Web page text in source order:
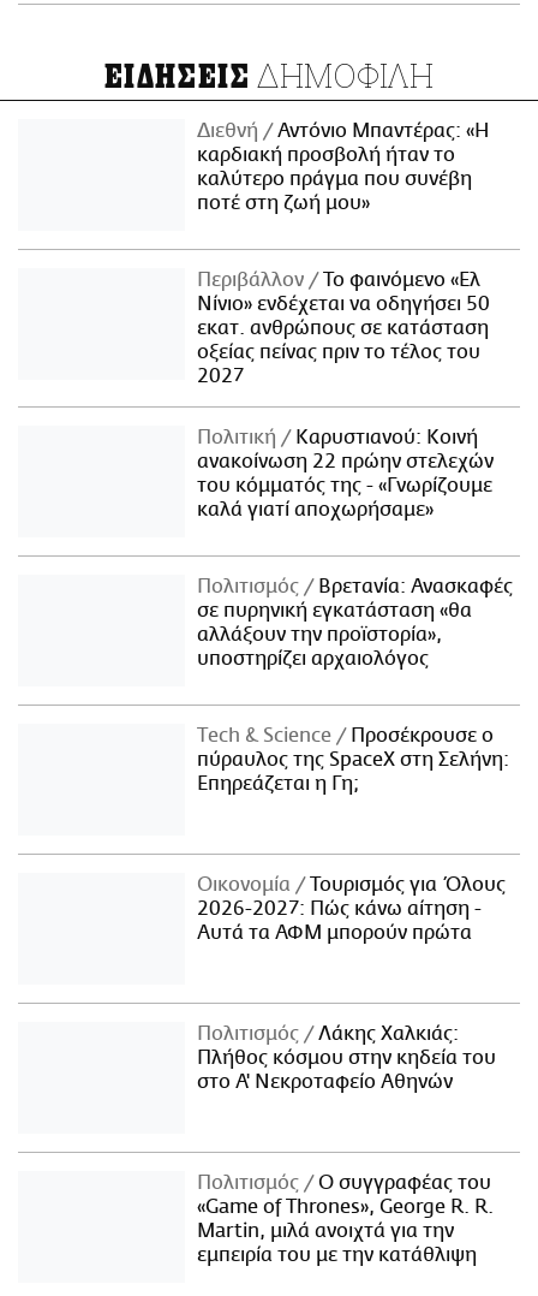
ΕΙΔΗΣΕΙΣ ΔΗΜΟΦΙΛΗ
Διεθνή
Αντόνιο Μπαντέρας: «Η
καρδιακή προσβολή ήταν το
καλύτερο πράγμα που συνέβη
ποτέ στη ζωή μου»
Περιβάλλον
Το φαινόμενο «Ελ
Νίνιο» ενδέχεται να οδηγήσει 50
εκατ. ανθρώπους σε κατάσταση
οξείας πείνας πριν το τέλος του
2027
Πολιτική
Καρυστιανού: Κοινή
ανακοίνωση 22 πρώην στελεχών
του κόμματός της - «Γνωρίζουμε
καλά γιατί αποχωρήσαμε»
Πολιτισμός
Βρετανία: Ανασκαφές
σε πυρηνική εγκατάσταση «θα
αλλάξουν την προϊστορία»,
υποστηρίζει αρχαιολόγος
Τech & Science
Προσέκρουσε ο
πύραυλος της SpaceX στη Σελήνη:
Επηρεάζεται η Γη;
Οικονομία
Τουρισμός για Όλους
2026-2027: Πώς κάνω αίτηση -
Αυτά τα ΑΦΜ μπορούν πρώτα
Πολιτισμός
Λάκης Χαλκιάς:
Πλήθος κόσμου στην κηδεία του
στο Α' Νεκροταφείο Αθηνών
Πολιτισμός
Ο συγγραφέας του
«Game of Thrones», George R. R.
Martin, μιλά ανοιχτά για την
εμπειρία του με την κατάθλιψη